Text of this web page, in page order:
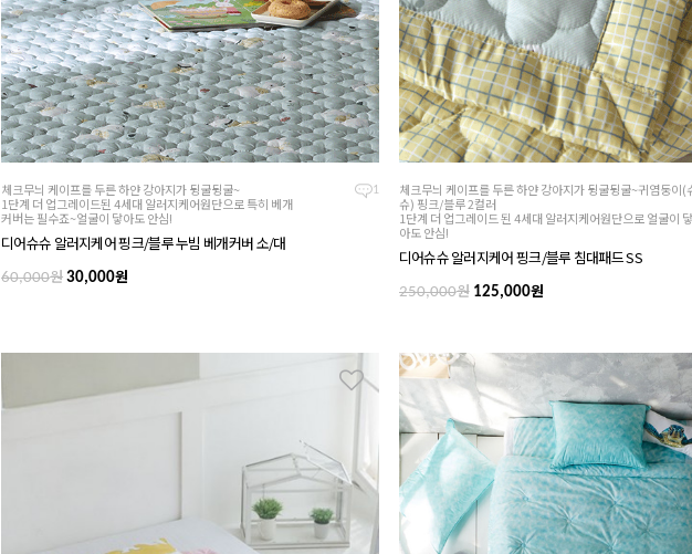
1
체크무늬 케이프를 두른 하얀 강아지가 뒹굴뒹굴~
1단계 더 업그레이드된 4세대 알러지케어원단으로 특히 베개
커버는 필수죠~얼굴이 닿아도 안심!
디어슈슈 알러지케어 핑크/블루 누빔 베개커버 소/대
60,000원 30,000원
체크무늬 케이프를 두른 하얀 강아지가 뒹굴뒹굴~귀염둥이(
슈) 핑크/블루 2컬러
1단계 더 업그레이드 된 4세대 알러지케어원단으로 얼굴이 닿
아도 안심!
디어슈슈 알러지케어 핑크/블루 침대패드 SS
250,000원125,000원